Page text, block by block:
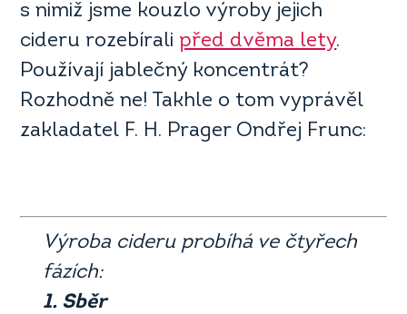
s nimiž jsme kouzlo výroby jejich
cideru rozebírali před dvěma lety.
Používají jablečný koncentrát?
Rozhodně ne! Takhle o tom vyprávěl
zakladatel F. H. Prager Ondřej Frunc:
Výroba cideru probíhá ve čtyřech
fázích:
1. Sběr